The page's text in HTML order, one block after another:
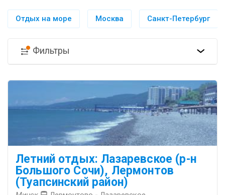
Отдых на море Москва Санкт-Петербург
Фильтры
Летний отдых: Лазаревское (р-н
Большого Сочи), Лермонтов
(Туапсинский район)